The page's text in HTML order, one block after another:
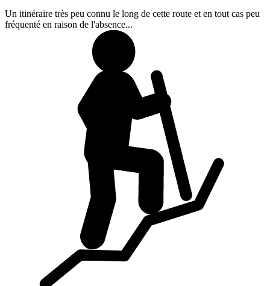
Un itinéraire très peu connu le long de cette route et en tout cas peu
fréquenté en raison de l'absence...